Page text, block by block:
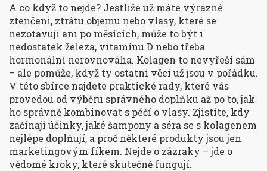
A co když to nejde? Jestliže už máte výrazné
ztenčení, ztrátu objemu nebo vlasy, které se
nezotavují ani po měsících, může to být i
nedostatek železa, vitamínu D nebo třeba
hormonální nerovnováha. Kolagen to nevyřeší sám
– ale pomůže, když ty ostatní věci už jsou v pořádku.
V této sbírce najdete praktické rady, které vás
provedou od výběru správného doplňku až po to, jak
ho správně kombinovat s péčí o vlasy. Zjistíte, kdy
začínají účinky, jaké šampony a séra se s kolagenem
nejlépe doplňují, a proč některé produkty jsou jen
marketingovým fíkem. Nejde o zázraky – jde o
vědomé kroky, které skutečně fungují.